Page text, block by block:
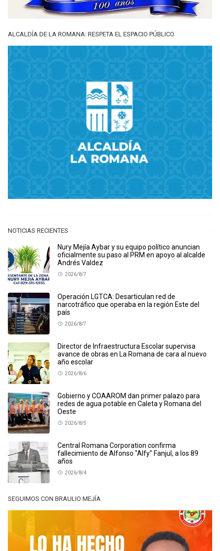
ALCALDÍA DE LA ROMANA: RESPETA EL ESPACIO PÚBLICO
NOTICIAS RECIENTES
Nury Mejía Aybar y su equipo político anuncian
oficialmente su paso al PRM en apoyo al alcalde
Andrés Valdez
2026/8/7
Operación LGTCA: Desarticulan red de
narcotráfico que operaba en la región Este del
país
2026/8/7
Director de Infraestructura Escolar supervisa
avance de obras en La Romana de cara al nuevo
año escolar
2026/8/6
Gobierno y COAAROM dan primer palazo para
redes de agua potable en Caleta y Romana del
Oeste
2026/8/5
Central Romana Corporation confirma
fallecimiento de Alfonso "Alfy" Fanjul, a los 89
años
2026/8/4
SEGUIMOS CON BRAULIO MEJÍA